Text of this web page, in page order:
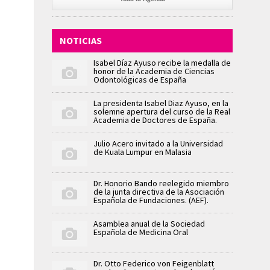
NOTICIAS
Isabel Díaz Ayuso recibe la medalla de
honor de la Academia de Ciencias
Odontológicas de España
La presidenta Isabel Diaz Ayuso, en la
solemne apertura del curso de la Real
Academia de Doctores de España.
Julio Acero invitado a la Universidad
de Kuala Lumpur en Malasia
Dr. Honorio Bando reelegido miembro
de la junta directiva de la Asociación
Española de Fundaciones. (AEF).
Asamblea anual de la Sociedad
Española de Medicina Oral
Dr. Otto Federico von Feigenblatt